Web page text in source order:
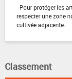
- Pour protéger les
respecter une zone
cultivée adjacente.
Classement